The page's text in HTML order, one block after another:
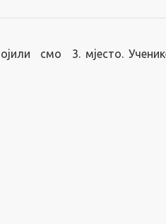
смо 3. мјесто.